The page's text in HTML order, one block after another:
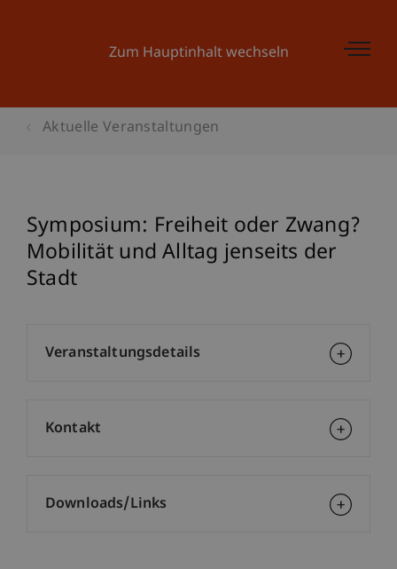
Zum Hauptinhalt wechseln
Aktuelle Veranstaltungen
Symposium: Freiheit oder Zwang?
Mobilität und Alltag jenseits der
Stadt
Veranstaltungsdetails
Kontakt
Downloads/Links